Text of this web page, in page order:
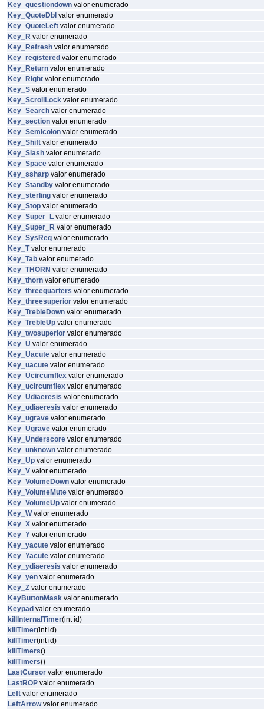
Key_questiondown valor enumerado
Key_QuoteDbl valor enumerado
Key_QuoteLeft valor enumerado
Key_R valor enumerado
Key_Refresh valor enumerado
Key_registered valor enumerado
Key_Return valor enumerado
Key_Right valor enumerado
Key_S valor enumerado
Key_ScrollLock valor enumerado
Key_Search valor enumerado
Key_section valor enumerado
Key_Semicolon valor enumerado
Key_Shift valor enumerado
Key_Slash valor enumerado
Key_Space valor enumerado
Key_ssharp valor enumerado
Key_Standby valor enumerado
Key_sterling valor enumerado
Key_Stop valor enumerado
Key_Super_L valor enumerado
Key_Super_R valor enumerado
Key_SysReq valor enumerado
Key_Tvalor enumerado
Key_Tab valor enumerado
Key_THORN valor enumerado
Key_thorn valor enumerado
Key_threequarters valor enumerado
Key_threesuperior valor enumerado
Key_TrebleDown valor enumerado
Key_TrebleUp valor enumerado
Key_twosuperior valor enumerado
Key_U valor enumerado
Key_Uacute valor enumerado
Key_uacute valor enumerado
Key_Ucircumflex valor enumerado
Key_ucircumflex valor enumerado
Key_Udiaeresis valor enumerado
Key_udiaeresis valor enumerado
Key_ugrave valor enumerado
Key_Ugrave valor enumerado
Key_Underscore valor enumerado
Key_unknown valor enumerado
Key_Up valor enumerado
Key_V valor enumerado
Key_VolumeDown valor enumerado
Key_VolumeMute valor enumerado
Key_VolumeUp valor enumerado
Key_Wvalor enumerado
Key_X valor enumerado
Key_Y valor enumerado
Key_yacute valor enumerado
Key_Yacute valor enumerado
Key_ydiaeresis valor enumerado
Key_yen valor enumerado
Key_Z valor enumerado
KeyButtonMask valor enumerado
Keypad valor enumerado
killInternalTimer(int id)
killTimer(int id)
killTimer(int id)
killTimers()
killTimers()
LastCursor valor enumerado
LastROP valor enumerado
Left valor enumerado
LeftArrowvalor enumerado